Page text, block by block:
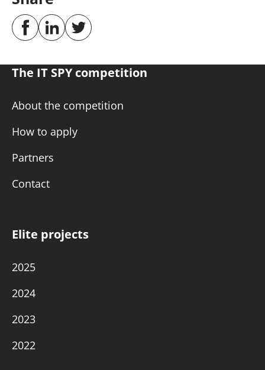
The IT SPY competition
About the competition
How to apply
Partners
Contact
Elite projects
2025
2024
2023
2022